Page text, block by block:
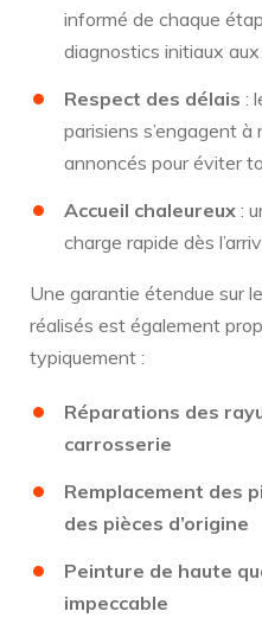
informé de chaque
diagnostics initiaux
Respect des délais :
parisiens s’engagent
annoncés pour éviter
Accueil chaleureux :
charge rapide dès
Une garantie étendue sur
réalisés est également
typiquement :
Réparations des
carrosserie
Remplacement des
des pièces d’origine
Peinture de haute
impeccable